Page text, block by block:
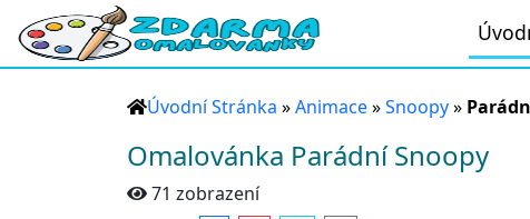
Úvodní Stránka »Animace»Snoopy»
Omalovánka Parádní Snoopy
71 zobrazení